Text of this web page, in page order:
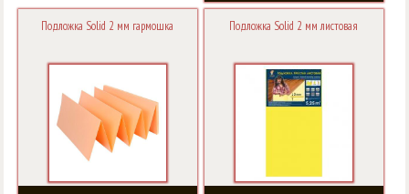
Подложка Solid 2 мм гармошка Подложка Solid 2 мм листовая